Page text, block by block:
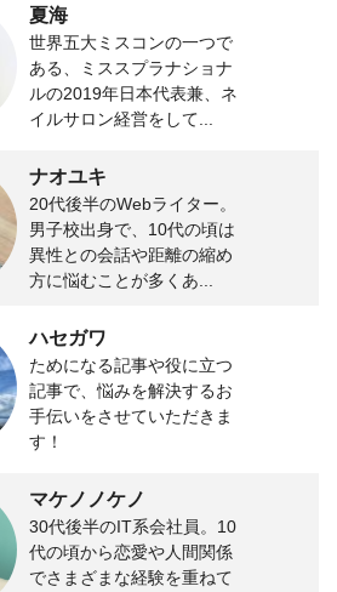
夏海
世界五大ミスコンの一つで
ある、ミススプラナショナ
ルの2019年日本代表兼、ネ
イルサロン経営をして...
ナオユキ
20代後半のWebライター。
男子校出身で、10代の頃は
異性との会話や距離の縮め
方に悩むことが多くあ...
ハセガワ
ためになる記事や役に立つ
記事で、悩みを解決するお
手伝いをさせていただきま
す！
マケノノケノ
30代後半のIT系会社員。10
代の頃から恋愛や人間関係
でさまざまな経験を重ねて